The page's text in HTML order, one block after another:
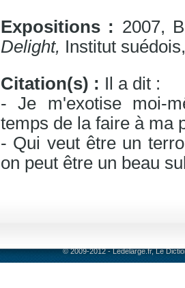
Expositions : 2007,
Delight, Institut
Citation(s) : Il a dit :
- Je m'exotise moi-
temps de la faire à ma
- Qui veut être un
on peut être un beau
© 2009-2012 - Ledelarge.fr, Le